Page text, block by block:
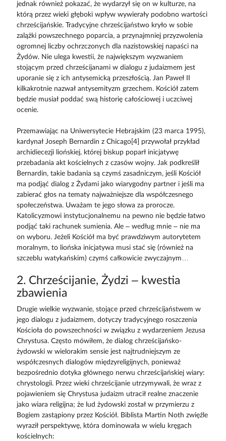
jednak również pokazać, że wydarzył się on w kulturze, na
którą przez wieki głęboki wpływ wywierały podobno wartości
chrześcijańskie. Tradycyjne chrześcijaństwo kryło w sobie
zalążki powszechnego poparcia, a przynajmniej przyzwolenia
ogromnej liczby ochrzczonych dla nazistowskiej napaści na
Żydów. Nie ulega kwestii, że największym wyzwaniem
stojącym przed chrześcijanami w dialogu z judaizmem jest
uporanie się z ich antysemicką przeszłością. Jan Paweł II
kilkakrotnie nazwał antysemityzm grzechem. Kościół zatem
będzie musiał poddać swą historię całościowej i uczciwej
ocenie.
Przemawiając na Uniwersytecie Hebrajskim (23 marca 1995),
kardynał Joseph Bernardin z Chicago[4] przywołał przykład
archidiecezji liońskiej, której biskup poparł inicjatywę
przebadania akt kościelnych z czasów wojny. Jak podkreślił
Bernardin, takie badania są czymś zasadniczym, jeśli Kościół
ma podjąć dialog z Żydami jako wiarygodny partner i jeśli ma
zabierać głos na tematy najważniejsze dla współczesnego
społeczeństwa. Uważam te jego słowa za prorocze.
Katolicyzmowi instytucjonalnemu na pewno nie będzie łatwo
podjąć taki rachunek sumienia. Ale – według mnie – nie ma
on wyboru. Jeżeli Kościół ma być prawdziwym autorytetem
moralnym, to liońska inicjatywa musi stać się (również na
szczeblu watykańskim) czymś całkowicie zwyczajnym…
2. Chrześcijanie, Żydzi – kwestia
zbawienia
Drugie wielkie wyzwanie, stojące przed chrześcijaństwem w
jego dialogu z judaizmem, dotyczy tradycyjnego roszczenia
Kościoła do powszechności w związku z wydarzeniem Jezusa
Chrystusa. Często mówiłem, że dialog chrześcijańsko-
żydowski w wielorakim sensie jest najtrudniejszym ze
współczesnych dialogów międzyreligijnych, ponieważ
bezpośrednio dotyka głównego nerwu chrześcijańskiej wiary:
chrystologii. Przez wieki chrześcijanie utrzymywali, że wraz z
pojawieniem się Chrystusa judaizm utracił realne znaczenie
jako wiara religijna; że lud żydowski został w przymierzu z
Bogiem zastąpiony przez Kościół. Biblista Martin Noth zwięźle
wyraził perspektywę, która dominowała w wielu kręgach
kościelnych: